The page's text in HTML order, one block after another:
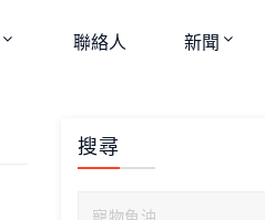
聯絡人 新聞
搜尋